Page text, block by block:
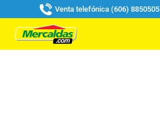
Venta telefónica (606) 8850505